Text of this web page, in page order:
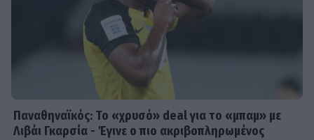
Παναθηναϊκός: Το «χρυσό» deal για το «μπαμ» με
Λιβάι Γκαρσία - Έγινε ο πιο ακριβοπληρωμένος